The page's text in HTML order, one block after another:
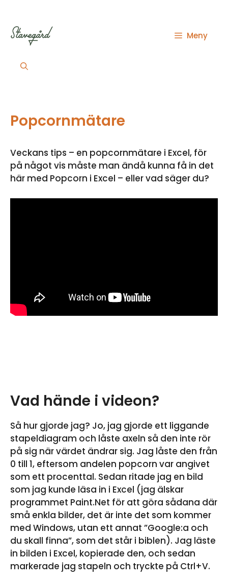
innehåll
Meny
Popcornmätare
Veckans tips – en popcornmätare i Excel, för
på något vis måste man ändå kunna få in det
här med Popcorn i Excel – eller vad säger du?
Vad hände i videon?
Så hur gjorde jag? Jo, jag gjorde ett liggande
stapeldiagram och låste axeln så den inte rör
på sig när värdet ändrar sig. Jag låste den från
0 till 1, eftersom andelen popcorn var angivet
som ett procenttal. Sedan ritade jag en bild
som jag kunde läsa in i Excel (jag älskar
programmet Paint.Net för att göra sådana där
små enkla bilder, det är inte det som kommer
med Windows, utan ett annat ”Google:a och
du skall finna”, som det står i biblen). Jag läste
in bilden i Excel, kopierade den, och sedan
markerade jag stapeln och tryckte på Ctrl+V.